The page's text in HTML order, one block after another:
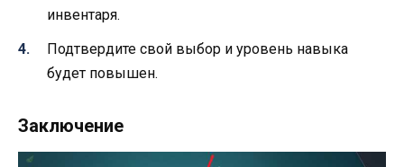
инвентаря.
Подтвердите свой выбор и уровень навыка
будет повышен.
Заключение